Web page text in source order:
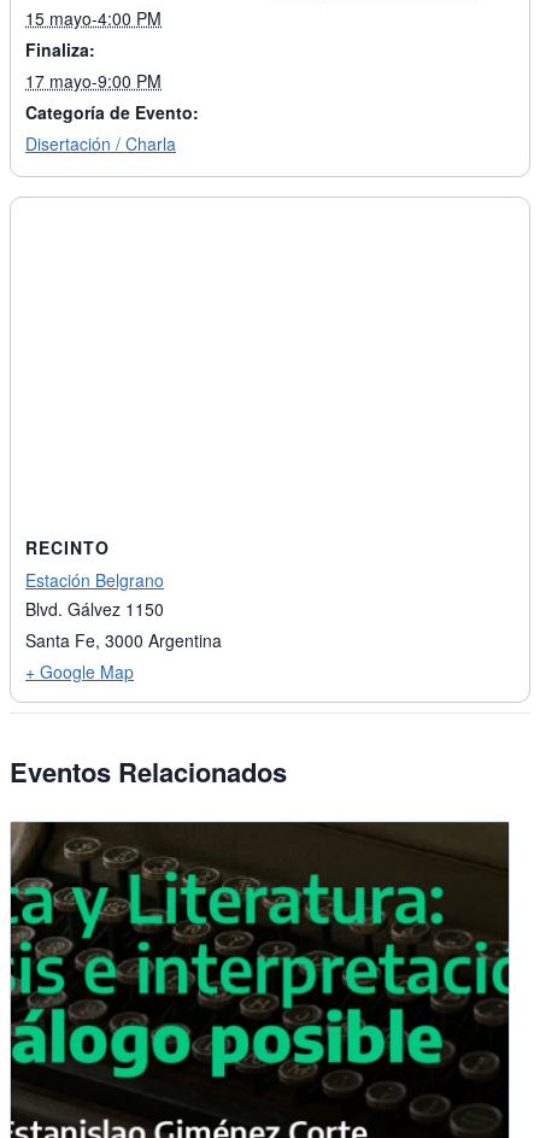
15 mayo-4:00 PM
Finaliza:
17 mayo-9:00 PM
Categoría de Evento:
Disertación / Charla
RECINTO
Estación Belgrano
Blvd. Gálvez 1150
Santa Fe, 3000 Argentina
+ Google Map
Eventos Relacionados